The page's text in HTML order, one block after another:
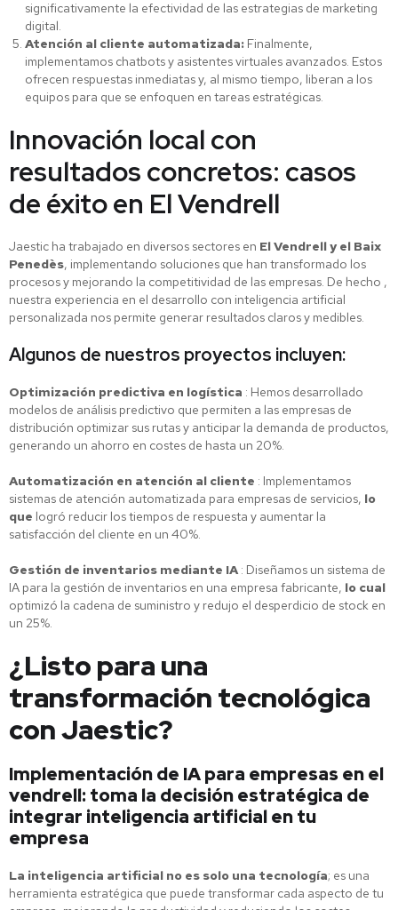
significativamente la efectividad de las estrategias de marketing
digital.
Atención al cliente automatizada: Finalmente,
implementamos chatbots y asistentes virtuales avanzados. Estos
ofrecen respuestas inmediatas y, al mismo tiempo, liberan a los
equipos para que se enfoquen en tareas estratégicas.
Innovación local con
resultados concretos: casos
de éxito en El Vendrell
Jaestic ha trabajado en diversos sectores en El Vendrell y el Baix
Penedès, implementando soluciones que han transformado los
procesos y mejorando la competitividad de las empresas. De hecho ,
nuestra experiencia en el desarrollo con inteligencia artificial
personalizada nos permite generar resultados claros y medibles.
Algunos de nuestros proyectos incluyen:
Optimización predictiva en logística : Hemos desarrollado
modelos de análisis predictivo que permiten a las empresas de
distribución optimizar sus rutas y anticipar la demanda de productos,
generando un ahorro en costes de hasta un 20%.
Automatización en atención al cliente : Implementamos
sistemas de atención automatizada para empresas de servicios, lo
que logró reducir los tiempos de respuesta y aumentar la
satisfacción del cliente en un 40%.
Gestión de inventarios mediante IA: Diseñamos un sistema de
IA para la gestión de inventarios en una empresa fabricante, lo cual
optimizó la cadena de suministro y redujo el desperdicio de stock en
un 25%.
¿Listo para una
transformación tecnológica
con Jaestic?
Implementación de IA para empresas en el
vendrell: toma la decisión estratégica de
integrar inteligencia artificial en tu
empresa
La inteligencia artificial no es solo una tecnología; es una
herramienta estratégica que puede transformar cada aspecto de tu